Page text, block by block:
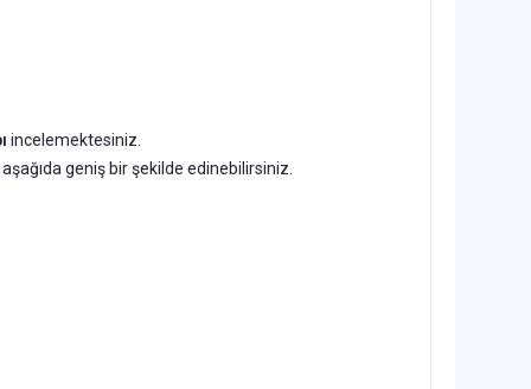
incelemektesiniz.
geniş bir şekilde edinebilirsiniz.